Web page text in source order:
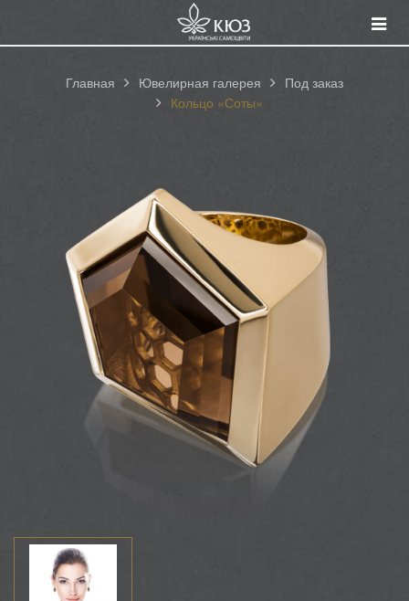
Главная Ювелирная галерея
Под заказ
Кольцо «Соты»